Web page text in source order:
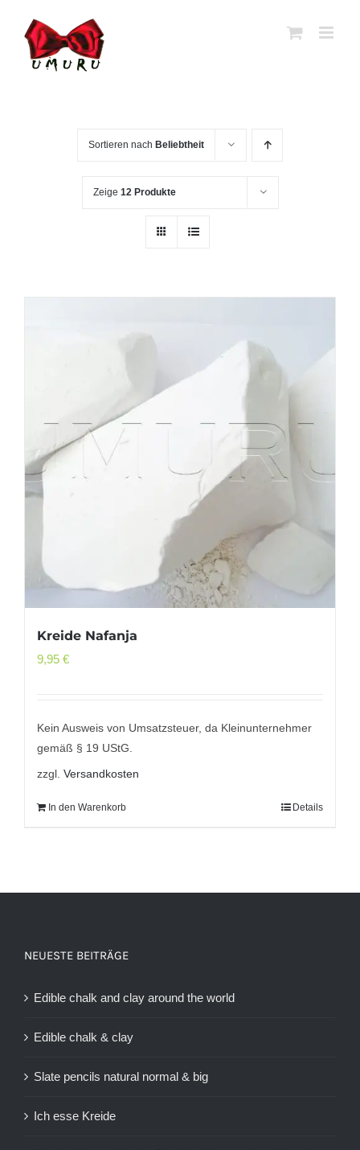
Inhalt
springen
Sortieren nach Beliebtheit
Zeige 12 Produkte
Kreide Nafanja
9,95 €
Kein Ausweis von Umsatzsteuer, da Kleinunternehmer
gemäß § 19 UStG.
zzgl. Versandkosten
In den Warenkorb Details
NEUESTE BEITRÄGE
Edible chalk and clay around the world
Edible chalk & clay
Slate pencils natural normal & big
Ich esse Kreide